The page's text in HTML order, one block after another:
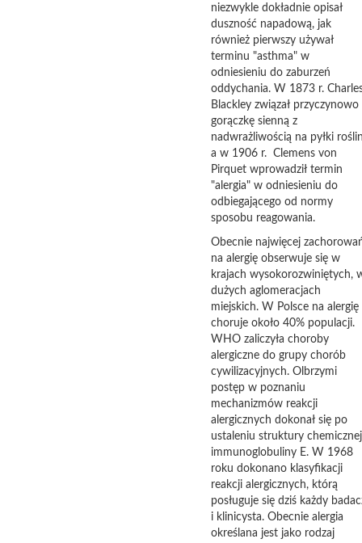
niezwykle dokładnie opisał
duszność napadową, jak
również pierwszy używał
terminu "asthma" w
odniesieniu do zaburzeń
oddychania. W 1873 r.
Blackley związał przyczynowo
gorączkę sienną z
nadwrażliwością na pyłki
a w 1906 r. Clemens von
Pirquet wprowadził termin
"alergia" w odniesieniu do
odbiegającego od normy
sposobu reagowania.
Obecnie najwięcej
na alergię obserwuje się w
krajach wysokorozwiniętych,
dużych aglomeracjach
miejskich. W Polsce na alergię
choruje około 40% populacji.
WHO zaliczyła choroby
alergiczne do grupy chorób
cywilizacyjnych. Olbrzymi
postęp w poznaniu
mechanizmów reakcji
alergicznych dokonał się po
ustaleniu struktury chemicznej
immunoglobuliny E. W 1968
roku dokonano klasyfikacji
reakcji alergicznych, którą
posługuje się dziś każdy
i klinicysta. Obecnie alergia
określana jest jako rodzaj